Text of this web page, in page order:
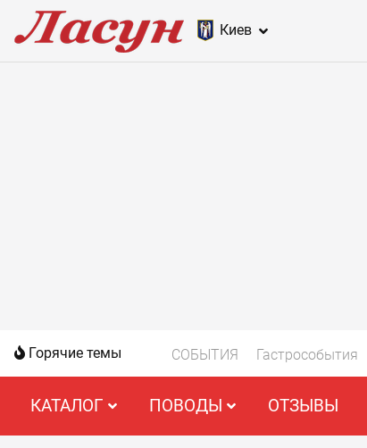
Киев
Горячие темы СОБЫТИЯ Гастрособытия
КАТАЛОГ ПОВОДЫ ОТЗЫВЫ